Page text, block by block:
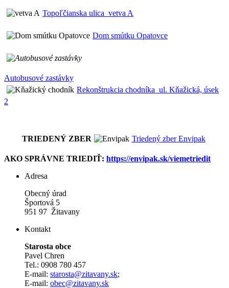
Topoľčianska ulica_vetva A
Dom smútku Opatovce
Autobusové zastávky
Rekonštrukcia chodníka_ul. Kňažická, úsek
2
TRIEDENÝ ZBER Triedený zber Envipak
AKO SPRÁVNE TRIEDIŤ: https://envipak.sk/viemetriedit
Adresa
Obecný úrad
Športová 5
951 97 Žitavany
Kontakt
Starosta obce
Pavel Chren
Tel.: 0908 780 457
E-mail: starosta@zitavany.sk;
E-mail: obec@zitavany.sk